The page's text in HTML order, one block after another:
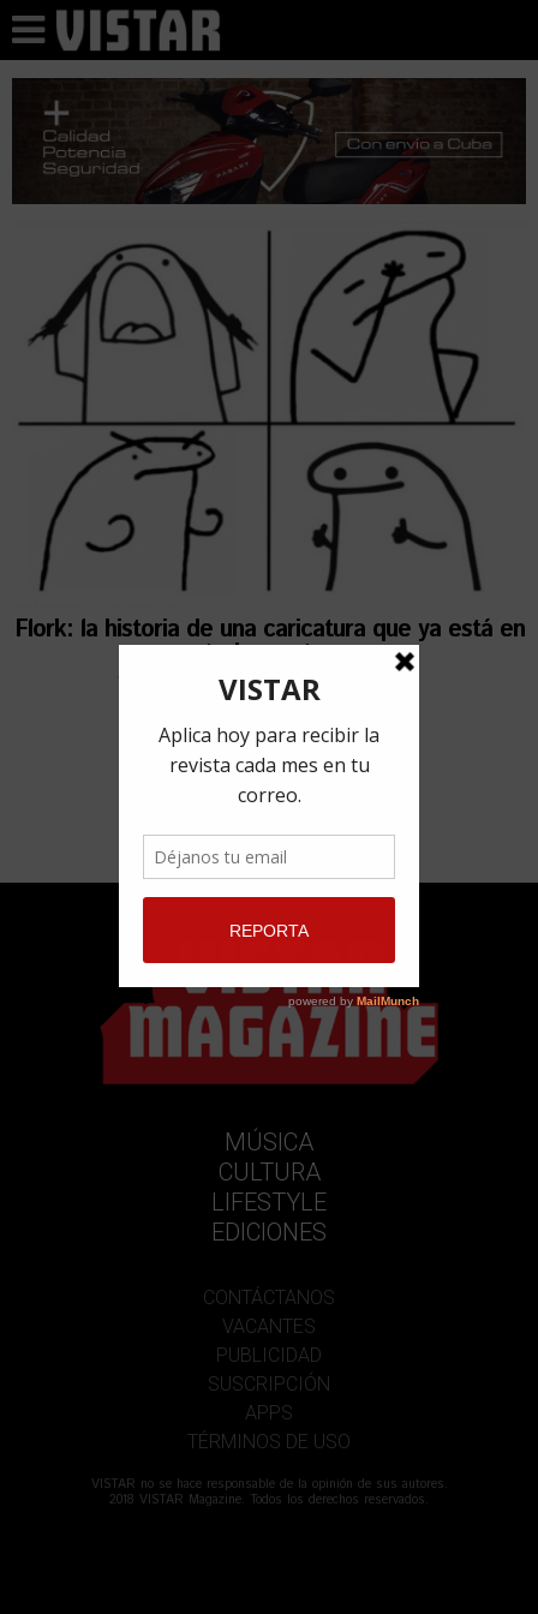
Flork: la historia de una caricatura que ya está en
todas partes
18 mayo, 2022 porRedacción VISTAR
MÚSICA
CULTURA
LIFESTYLE
EDICIONES
CONTÁCTANOS
VACANTES
PUBLICIDAD
SUSCRIPCIÓN
APPS
TÉRMINOS DE USO
VISTAR no se hace responsable de la opinión de sus autores.
2018 VISTAR Magazine. Todos los derechos reservados.